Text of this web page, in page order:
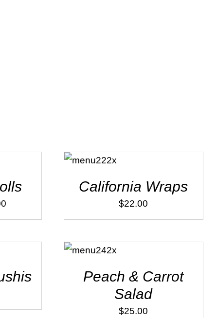
ADD TO
CART
/
California Wraps
$22.00
ADD TO
CART
/
Peach & Carrot
Salad
$25.00